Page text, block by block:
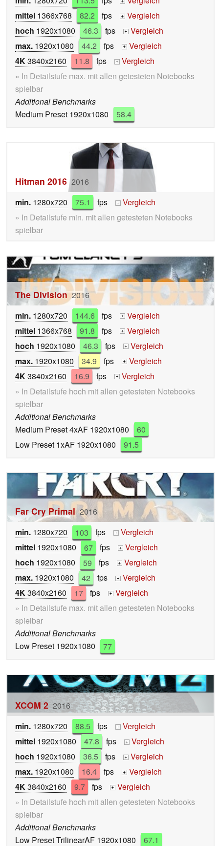
+
mittel 1366x768 82.2 fps +
Vergleich
hoch 1920x1080 46.3 fps +
Vergleich
max. 1920x1080 44.2 fps +
Vergleich
4K3840x2160 11.8 fps +
Vergleich
» In Detailstufe max. mit allen getesteten Notebooks
spielbar
Additional Benchmarks
Medium Preset 1920x1080
58.4
Hitman 2016 2016
min. 1280x720 75.1 fps +
Vergleich
» In Detailstufe min. mit allen getesteten Notebooks
spielbar
The Division 2016
min. 1280x720 144.6 fps +
Vergleich
mittel 1366x768 91.8 fps +
Vergleich
hoch 1920x1080 46.3 fps +
Vergleich
max. 1920x1080 34.9 fps +
Vergleich
4K3840x2160 16.9 fps +
Vergleich
» In Detailstufe hoch mit allen getesteten Notebooks
spielbar
Additional Benchmarks
Medium Preset 4xAF 1920x1080
60
Low Preset 1xAF 1920x1080
91.5
Far Cry Primal 2016
min. 1280x720 103 fps +
Vergleich
mittel 1920x1080 67 fps +
Vergleich
hoch 1920x1080 59 fps +
Vergleich
max. 1920x1080 42 fps +
Vergleich
4K3840x2160 17 fps +
Vergleich
» In Detailstufe max. mit allen getesteten Notebooks
spielbar
Additional Benchmarks
Low Preset 1920x1080
77
XCOM 2 2016
min. 1280x720 88.5 fps +
Vergleich
mittel 1920x1080 47.8 fps +
Vergleich
hoch 1920x1080 36.5 fps +
Vergleich
max. 1920x1080 16.4 fps +
Vergleich
4K3840x2160 9.7 fps +
Vergleich
» In Detailstufe hoch mit allen getesteten Notebooks
spielbar
Additional Benchmarks
Low Preset TrilinearAF 1920x1080
67.1